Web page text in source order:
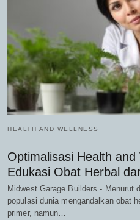
HEALTH AND WELLNESS
Optimalisasi Health
Edukasi Obat Herbal
Midwest Garage Builders - Menurut
populasi dunia mengandalkan obat
primer, namun…